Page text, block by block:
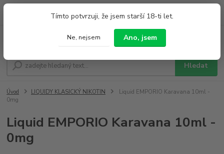
Tímto potvrzuji, že jsem starší 18-ti let.
Ne, nejsem Ano, jsem
Hledat
Po - Pá 9:00 - 19:00 So 9:00 - 14:00
Úvod LIQUIDY KLASICKÝ NIKOTIN
Liquid EMPORIO Karavana 10ml -
0mg
Liquid EMPORIO Karavana 10ml -
0mg